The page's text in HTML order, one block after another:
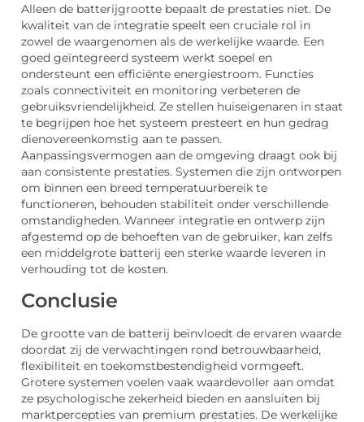
Alleen de batterijgrootte bepaalt de prestaties niet. De
kwaliteit van de integratie speelt een cruciale rol in
zowel de waargenomen als de werkelijke waarde. Een
goed geïntegreerd systeem werkt soepel en
ondersteunt een efficiënte energiestroom. Functies
zoals connectiviteit en monitoring verbeteren de
gebruiksvriendelijkheid. Ze stellen huiseigenaren in staat
te begrijpen hoe het systeem presteert en hun gedrag
dienovereenkomstig aan te passen.
Aanpassingsvermogen aan de omgeving draagt ook bij
aan consistente prestaties. Systemen die zijn ontworpen
om binnen een breed temperatuurbereik te
functioneren, behouden stabiliteit onder verschillende
omstandigheden. Wanneer integratie en ontwerp zijn
afgestemd op de behoeften van de gebruiker, kan zelfs
een middelgrote batterij een sterke waarde leveren in
verhouding tot de kosten.
Conclusie
De grootte van de batterij beïnvloedt de ervaren waarde
doordat zij de verwachtingen rond betrouwbaarheid,
flexibiliteit en toekomstbestendigheid vormgeeft.
Grotere systemen voelen vaak waardevoller aan omdat
ze psychologische zekerheid bieden en aansluiten bij
marktpercepties van premium prestaties. De werkelijke